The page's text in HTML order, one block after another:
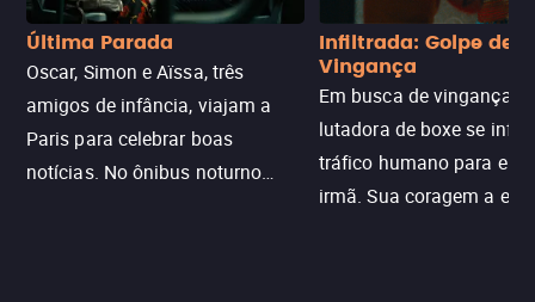
Última Parada
Oscar, Simon e Aïssa, três
amigos de infância, viajam a
Paris para celebrar boas
notícias. No ônibus noturno
Infiltrada: Golpe de
Vingança
Em busca de vingança,
lutadora de boxe se
tráfico humano para
irmã. Sua coragem a